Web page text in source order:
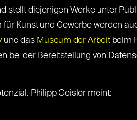
stellt diejenigen Werke unter
Kunst und Gewerbe werden
und das Museum der Arbeit beim
bei der Bereitstellung von
Philipp Geisler meint: